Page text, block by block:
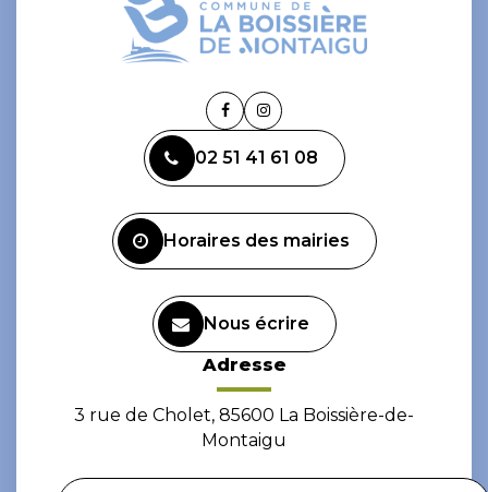
Lien
le
compte
Lien
le
compte
02 51 41 61 08
Horaires des mairies
Nous écrire
Adresse
3 rue de Cholet, 85600 La Boissière-de-
Montaigu